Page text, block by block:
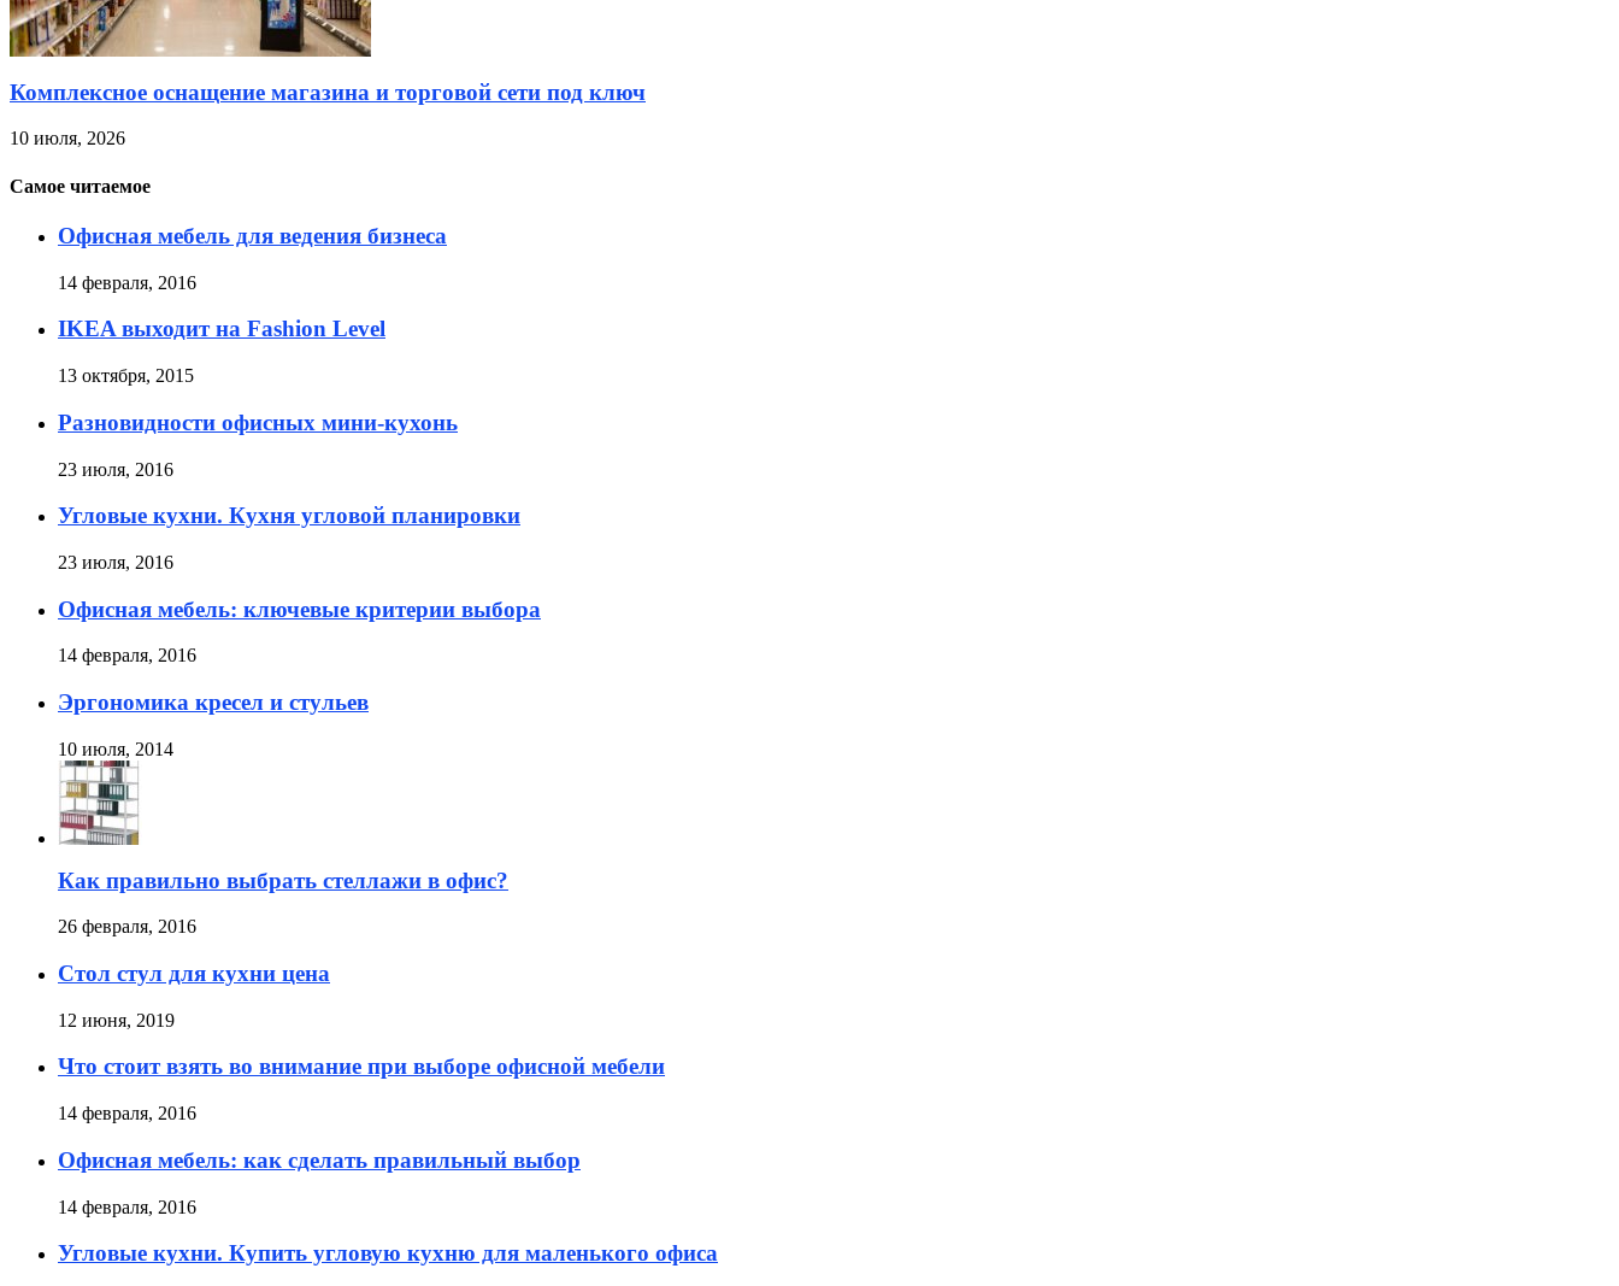
Комплексное оснащение магазина и торговой сети под ключ
10 июля, 2026
Самое читаемое
Офисная мебель для ведения бизнеса
14 февраля, 2016
IKEA выходит на Fashion Level
13 октября, 2015
Разновидности офисных мини-кухонь
23 июля, 2016
Угловые кухни. Кухня угловой планировки
23 июля, 2016
Офисная мебель: ключевые критерии выбора
14 февраля, 2016
Эргономика кресел и стульев
10 июля, 2014
Как правильно выбрать стеллажи в офис?
26 февраля, 2016
Стол стул для кухни цена
12 июня, 2019
Что стоит взять во внимание при выборе офисной мебели
14 февраля, 2016
Офисная мебель: как сделать правильный выбор
14 февраля, 2016
Угловые кухни. Купить угловую кухню для маленького офиса